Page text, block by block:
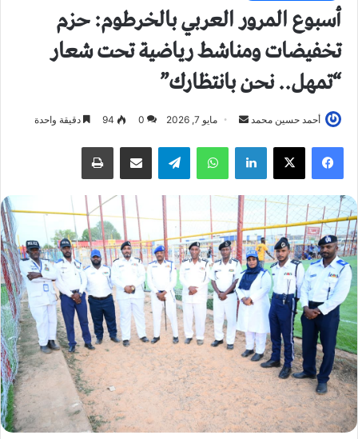
أسبوع المرور العربي بالخرطوم: حزم
تخفيضات ومناشط رياضية تحت شعار
“تمهل.. نحن بانتظارك”
أحمد حسين محمد
ل
ب
ر
ي
د
إ
ل
ك
ت
و
ن
ي
مايو 7, 2026 0
94 دقيقة واحدة
فيسبوك لينكدإن واتساب